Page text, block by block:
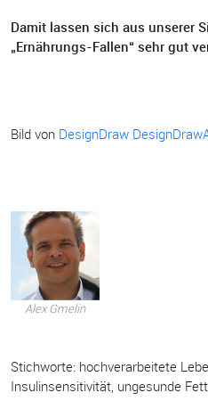
Damit lassen sich aus unserer
„Ernährungs-Fallen“ sehr gut
Bild von DesignDraw
Alex Gmelin
Stichworte: hochverarbeitete
Insulinsensitivität, ungesunde